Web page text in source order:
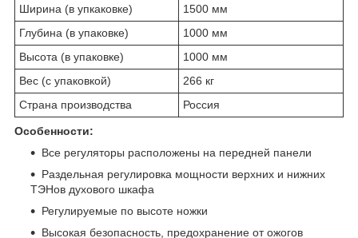
Ширина (в упкаковке)
1500 мм
Глубина (в упаковке)
1000 мм
Высота (в упаковке)
1000 мм
Вес (с упаковкой)
266 кг
Страна производства
Россия
Особенности:
Все регуляторы расположены на передней панели
Раздельная регулировка мощности верхних и нижних
ТЭНов духового шкафа
Регулируемые по высоте ножки
Высокая безопасность, предохранение от ожогов